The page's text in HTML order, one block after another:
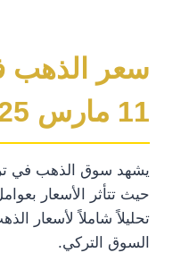
سعر الذهب
11 مارس 2025
يشهد سوق الذهب في
حيث تتأثر الأسعار
تحليلاً شاملاً لأسعار
السوق التركي.